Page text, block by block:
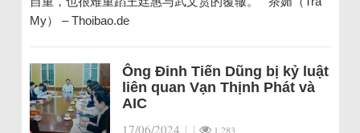
My） – Thoibao.de
Ông Đinh Tiến Dũng bị kỷ luật
liên quan Vạn Thịnh Phát và
AIC
17/06/2024 | | 1.283